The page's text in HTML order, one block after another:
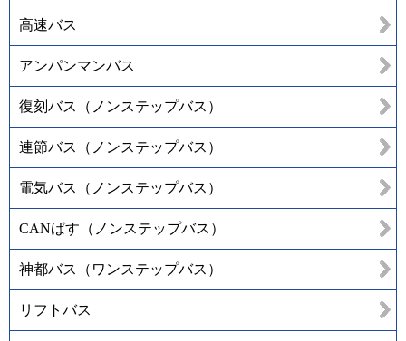
高速バス
アンパンマンバス
復刻バス（ノンステップバス）
連節バス（ノンステップバス）
電気バス（ノンステップバス）
CANばす（ノンステップバス）
神都バス（ワンステップバス）
リフトバス